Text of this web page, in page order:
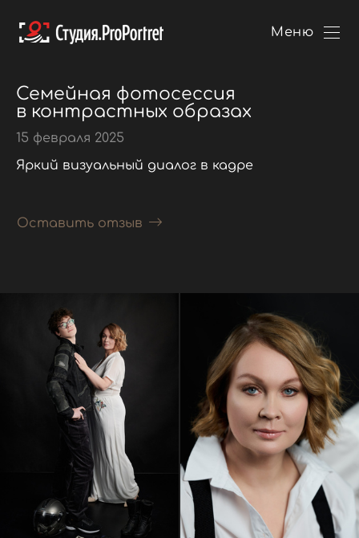
Меню
Семейная фотосессия
в контрастных образах
15 февраля 2025
Яркий визуальный диалог в кадре
Оставить отзыв